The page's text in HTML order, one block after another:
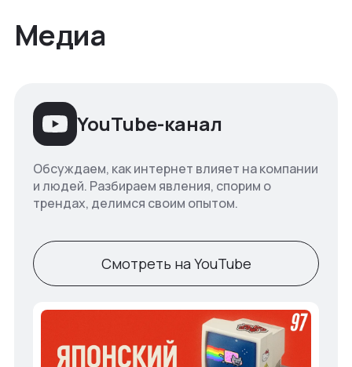
Медиа
YouTube-канал
Обсуждаем, как интернет влияет на компании
и людей. Разбираем явления, спорим о
трендах, делимся своим опытом.
Смотреть на YouTube